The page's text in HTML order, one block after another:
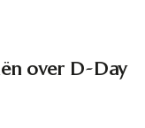
over D-Day